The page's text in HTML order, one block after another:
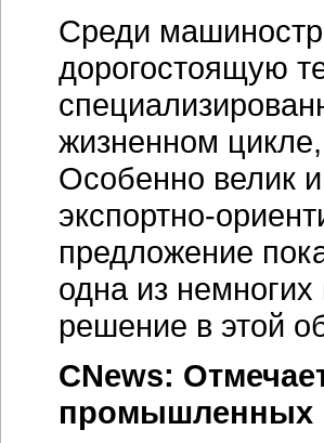
Среди
дорогостоящую
жизненном
Особенно велик
экспортно-
предложение
одна из
решение в этой
CNews:
промышленных